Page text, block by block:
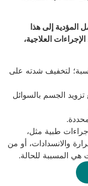
المؤدية إلى هذا
العلاجية،
لتخفيف شدته على
الجسم بالسوائل
طبية مثل،
والانسدادات، أو من
هي المسببة للحالة.